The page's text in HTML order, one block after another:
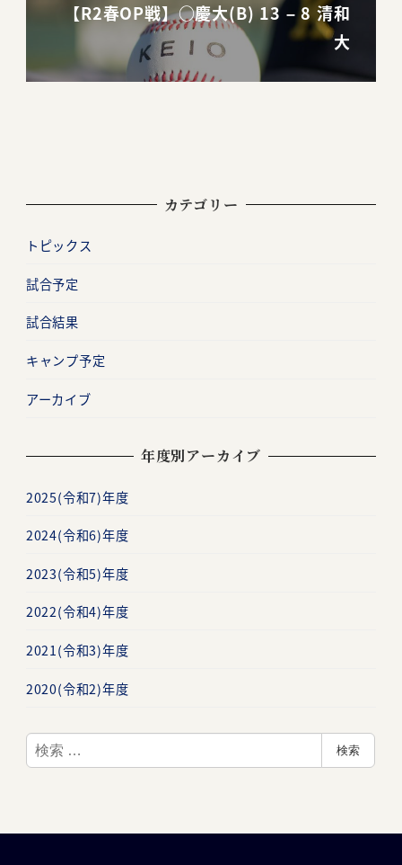
【R2春OP戦】○慶大(B) 13 – 8 清和
大
カテゴリー
トピックス
試合予定
試合結果
キャンプ予定
アーカイブ
年度別アーカイブ
2025(令和7)年度
2024(令和6)年度
2023(令和5)年度
2022(令和4)年度
2021(令和3)年度
2020(令和2)年度
検
索
検索